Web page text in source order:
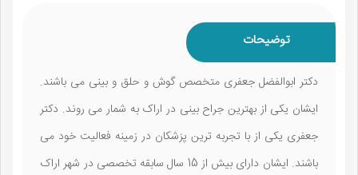
توضیحات
دکتر ابوالفضل جعفری متخصص گوش و حلق و بینی می باشند.
ایشان یکی از بهترین جراح بینی در اراک به شمار می روند. دکتر
جعفری یکی از با تجربه ترین پزشکان در زمینه فعالیت خود می
باشند. ایشان دارای بیش از 15 سال سابقه تخصصی در شهر اراک